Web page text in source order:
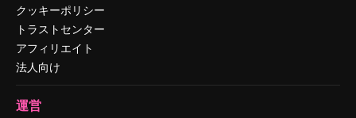
クッキーポリシー
トラストセンター
アフィリエイト
法人向け
運営